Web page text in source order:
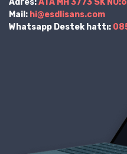
Adres:ATA MH 3773 SK
Mail: hi@esdlisans.com
Whatsapp Destek hattı: